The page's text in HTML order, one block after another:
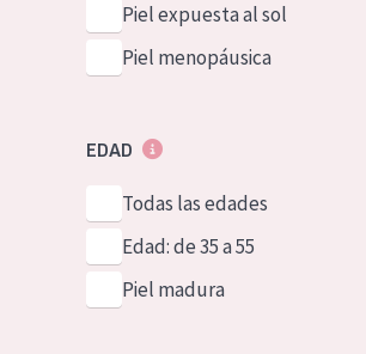
Piel expuesta al sol
Piel menopáusica
EDAD
Todas las edades
Edad: de 35 a 55
Piel madura